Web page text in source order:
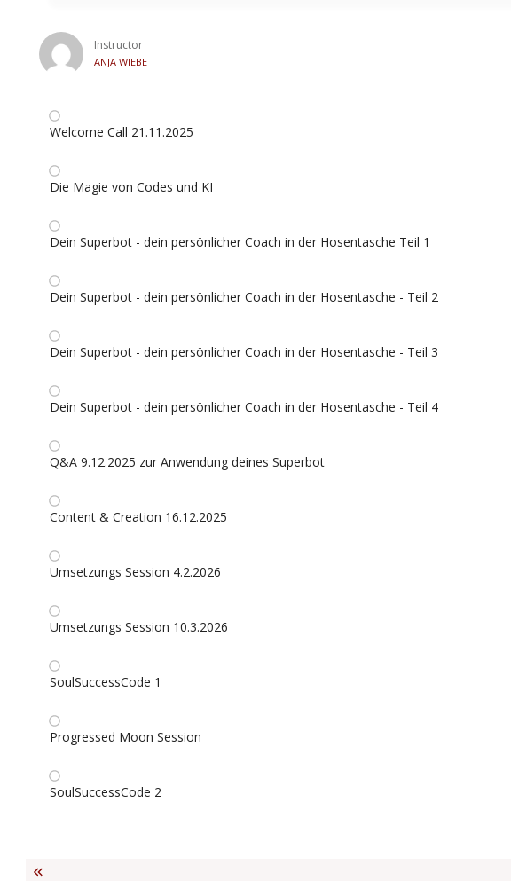
Instructor
ANJA WIEBE
Welcome Call 21.11.2025
Die Magie von Codes und KI
Dein Superbot - dein persönlicher Coach in der Hosentasche Teil 1
Dein Superbot - dein persönlicher Coach in der Hosentasche - Teil 2
Dein Superbot - dein persönlicher Coach in der Hosentasche - Teil 3
Dein Superbot - dein persönlicher Coach in der Hosentasche - Teil 4
Q&A 9.12.2025 zur Anwendung deines Superbot
Content & Creation 16.12.2025
Umsetzungs Session 4.2.2026
Umsetzungs Session 10.3.2026
SoulSuccessCode 1
Progressed Moon Session
SoulSuccessCode 2